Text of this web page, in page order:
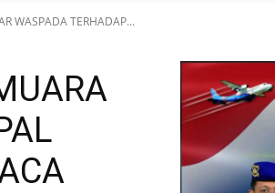
WASPADA TERHADAP...